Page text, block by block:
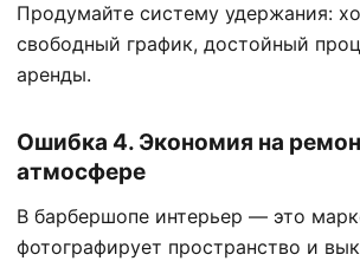
Продумайте систему удержания:
свободный график, достойный
аренды.
Ошибка 4. Экономия на
атмосфере
В барбершопе интерьер — это
фотографирует пространство и